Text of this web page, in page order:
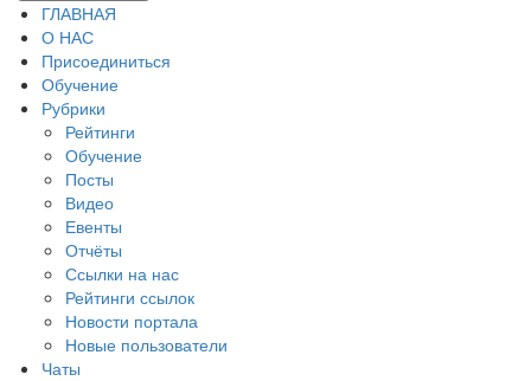
ГЛАВНАЯ
О НАС
Присоединиться
Обучение
Рубрики
Рейтинги
Обучение
Посты
Видео
Евенты
Отчёты
Ссылки на нас
Рейтинги ссылок
Новости портала
Новые пользователи
Чаты